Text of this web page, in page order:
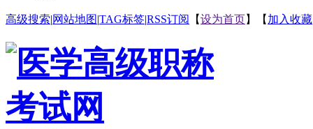
高级搜索|网站地图|TAG标签|RSS订阅 【设为首页】【 加入收藏